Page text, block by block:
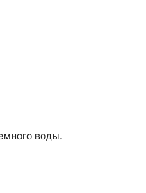
воды.